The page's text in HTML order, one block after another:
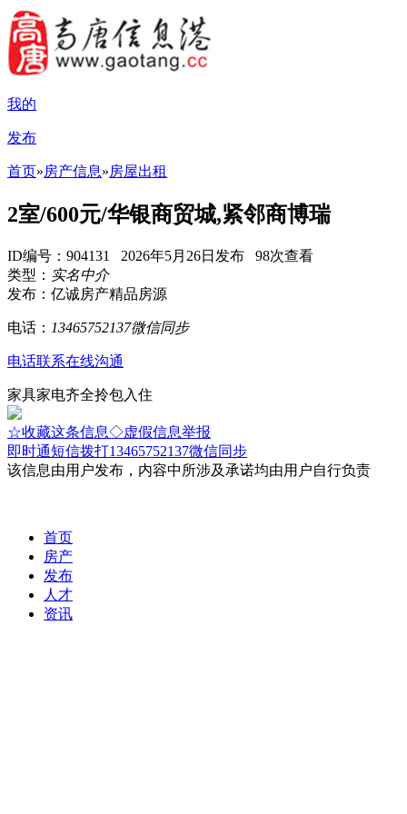
我的
发布
首页»房产信息»房屋出租
2室/600元/华银商贸城,紧邻商博瑞
ID编号：904131 2026年5月26日发布 98次查看
类型： 实名中介
发布：亿诚房产精品房源
电话： 13465752137微信同步
电话联系在线沟通
家具家电齐全拎包入住
☆收藏这条信息◇虚假信息举报
即时通短信拨打13465752137微信同步
该信息由用户发布，内容中所涉及承诺均由用户自行负责
首页
房产
发布
人才
资讯